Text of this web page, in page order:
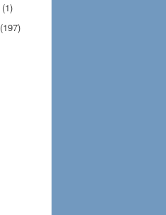
(1)
(197)